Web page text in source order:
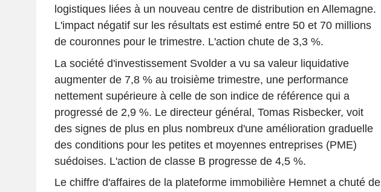
logistiques liées à un nouveau centre de distribution en Allemagne.
L'impact négatif sur les résultats est estimé entre 50 et 70 millions
de couronnes pour le trimestre. L'action chute de 3,3 %.
La société d'investissement Svolder a vu sa valeur liquidative
augmenter de 7,8 % au troisième trimestre, une performance
nettement supérieure à celle de son indice de référence qui a
progressé de 2,9 %. Le directeur général, Tomas Risbecker, voit
des signes de plus en plus nombreux d'une amélioration graduelle
des conditions pour les petites et moyennes entreprises (PME)
suédoises. L'action de classe B progresse de 4,5 %.
Le chiffre d'affaires de la plateforme immobilière Hemnet a chuté de